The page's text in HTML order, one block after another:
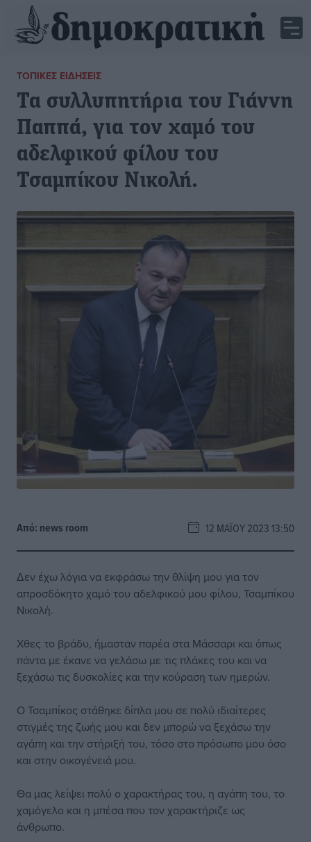
ΤΟΠΙΚΈΣ ΕΙΔΉΣΕΙΣ
Τα συλλυπητήρια του Γιάννη
Παππά, για τον χαμό του
αδελφικού φίλου του
Τσαμπίκου Νικολή.
Από: news room 12 ΜΑΪ́ΟΥ 2023 13:50
Δεν έχω λόγια να εκφράσω την θλίψη μου για τον
απροσδόκητο χαμό του αδελφικού μου φίλου, Τσαμπίκου
Νικολή.
Χθες το βράδυ, ήμασταν παρέα στα Μάσσαρι και όπως
πάντα με έκανε να γελάσω με τις πλάκες του και να
ξεχάσω τις δυσκολίες και την κούραση των ημερών.
Ο Τσαμπίκος στάθηκε δίπλα μου σε πολύ ιδιαίτερες
στιγμές της ζωής μου και δεν μπορώ να ξεχάσω την
αγάπη και την στήριξή του, τόσο στο πρόσωπο μου όσο
και στην οικογένειά μου.
Θα μας λείψει πολύ ο χαρακτήρας του, η αγάπη του, το
χαμόγελο και η μπέσα που τον χαρακτήριζε ως
άνθρωπο.